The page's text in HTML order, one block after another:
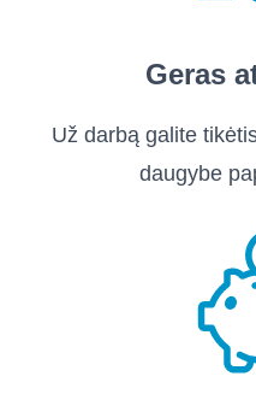
Geras
Už darbą galite
daugybe